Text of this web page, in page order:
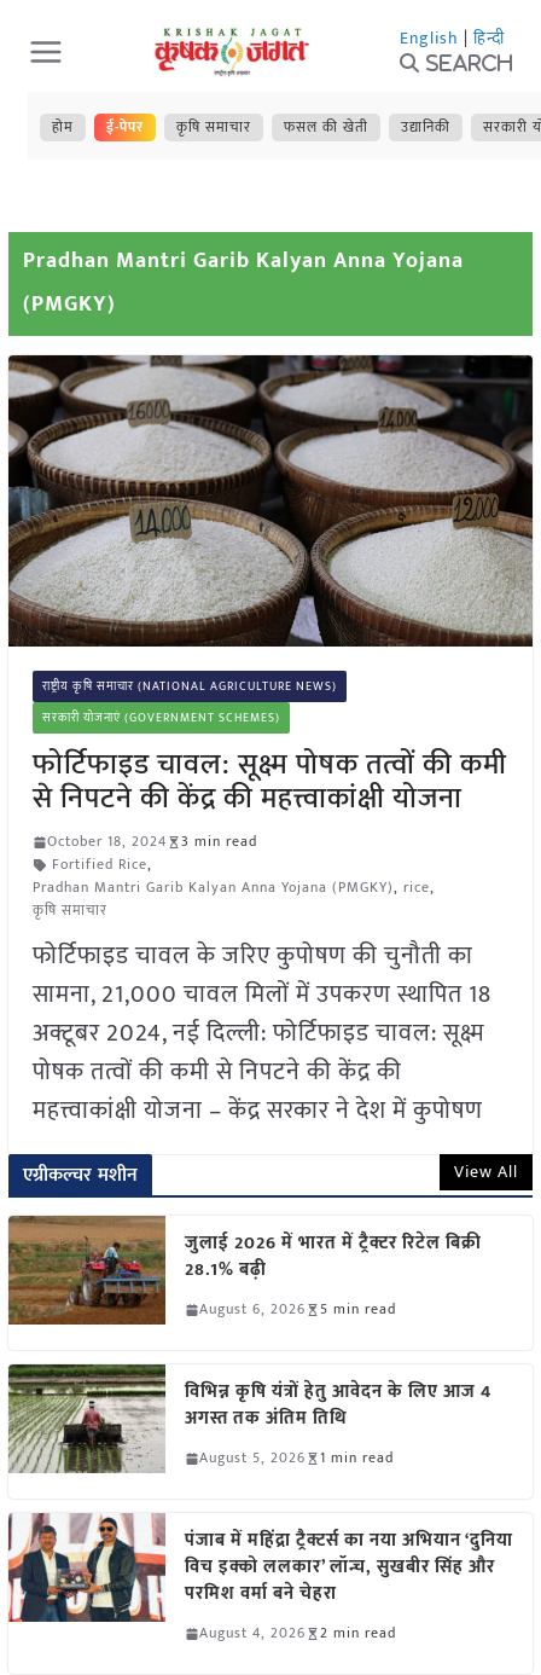
Skip
to
content
English | हिन्दी
Search
होम ई-पेपर कृषि समाचार फसल की खेती उद्यानिकी सरकारी
Pradhan Mantri Garib Kalyan Anna Yojana
(PMGKY)
राष्ट्रीय कृषि समाचार (NATIONAL AGRICULTURE NEWS)
सरकारी योजनाएं (GOVERNMENT SCHEMES)
फोर्टिफाइड चावल: सूक्ष्म पोषक तत्वों की कमी
से निपटने की केंद्र की महत्त्वाकांक्षी योजना
October 18, 2024
3 min read
Fortified Rice,
Pradhan Mantri Garib Kalyan Anna Yojana (PMGKY), rice,
कृषि समाचार
फोर्टिफाइड चावल के जरिए कुपोषण की चुनौती का
सामना, 21,000 चावल मिलों में उपकरण स्थापित 18
अक्टूबर 2024, नई दिल्ली: फोर्टिफाइड चावल: सूक्ष्म
पोषक तत्वों की कमी से निपटने की केंद्र की
महत्त्वाकांक्षी योजना – केंद्र सरकार ने देश में कुपोषण
एग्रीकल्चर मशीन View All
जुलाई 2026 में भारत में ट्रैक्टर रिटेल बिक्री
28.1% बढ़ी
August 6, 2026 5 min read
विभिन्न कृषि यंत्रों हेतु आवेदन के लिए आज 4
अगस्त तक अंतिम तिथि
August 5, 2026 1 min read
पंजाब में महिंद्रा ट्रैक्टर्स का नया अभियान ‘दुनिया
विच इक्को ललकार’ लॉन्च, सुखबीर सिंह और
परमिश वर्मा बने चेहरा
August 4, 2026 2 min read